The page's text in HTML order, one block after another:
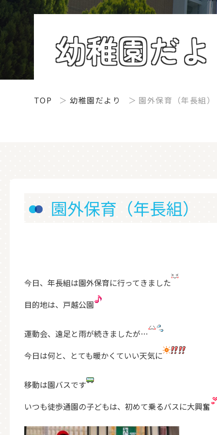
幼稚園だ
TOP 幼稚園だより 園外保育（年長組）
園外保育（年長組）
今日、年長組は園外保育に行ってきました
目的地は、戸越公園
運動会、遠足と雨が続きましたが…
今日は何と、とても暖かくていい天気に
移動は園バスです
いつも徒歩通園の子どもは、初めて乗るバスに大興奮